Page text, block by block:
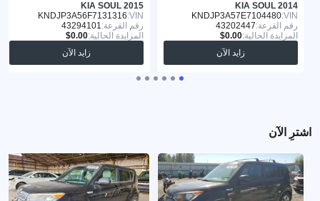
KIA SOUL 2014
VIN:
KNDJP3A57E7104480
رقم القرعة:43202447
المزايدة الحالية:
زايد الآن
KIA SOUL 2015
VIN:
KNDJP3A56F7131316
رقم القرعة:43294101
المزايدة الحالية:
زايد الآن
اشترِ الآن